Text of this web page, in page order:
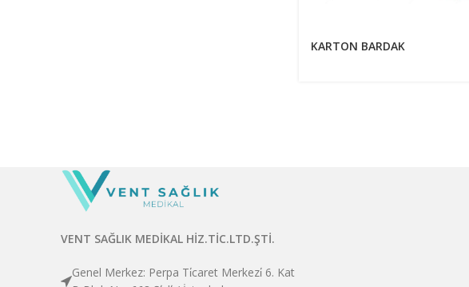
KARTON BARDAK
VENT SAĞLIK MEDİKAL HİZ.TİC.LTD.ŞTİ.
Genel Merkez: Perpa Ti̇caret Merkezi̇ 6. Kat